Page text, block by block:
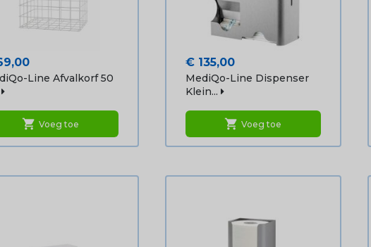
Line Afvalkorf 50
shopping_cart Voeg toe
Prijs
€ 135,00
MediQo-Line Dispenser
Klein...
shopping_cart Voeg toe